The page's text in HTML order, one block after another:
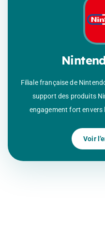
Filiale française de
support des produits
engagement fort envers
Voir